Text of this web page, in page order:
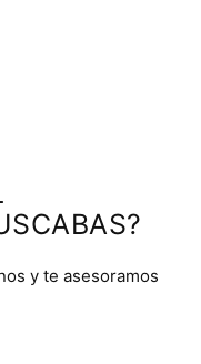
y te asesoramos